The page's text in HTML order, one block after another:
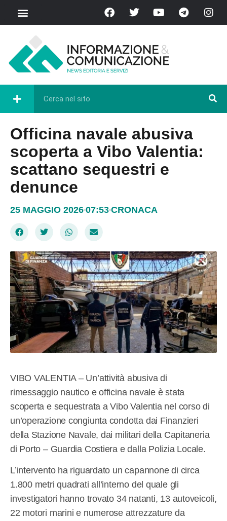
Officina navale abusiva
scoperta a Vibo Valentia:
scattano sequestri e
denunce
25 MAGGIO 2026 07:53 CRONACA
VIBO VALENTIA – Un’attività abusiva di
rimessaggio nautico e officina navale è stata
scoperta e sequestrata a Vibo Valentia nel corso di
un’operazione congiunta condotta dai Finanzieri
della Stazione Navale, dai militari della Capitaneria
di Porto – Guardia Costiera e dalla Polizia Locale.
L’intervento ha riguardato un capannone di circa
1.800 metri quadrati all’interno del quale gli
investigatori hanno trovato 34 natanti, 13 autoveicoli,
22 motori marini e numerose attrezzature da